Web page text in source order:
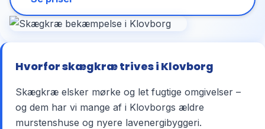
Hvorfor skægkræ trives i Klovborg
Skægkræ elsker mørke og let fugtige omgivelser –
og dem har vi mange af i Klovborgs ældre
murstenshuse og nyere lavenergibyggeri.